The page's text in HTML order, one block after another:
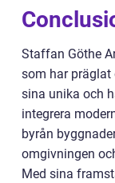
Staffan Göthe
som har präglat
sina unika och
integrera
byrån
omgivningen
Med sina